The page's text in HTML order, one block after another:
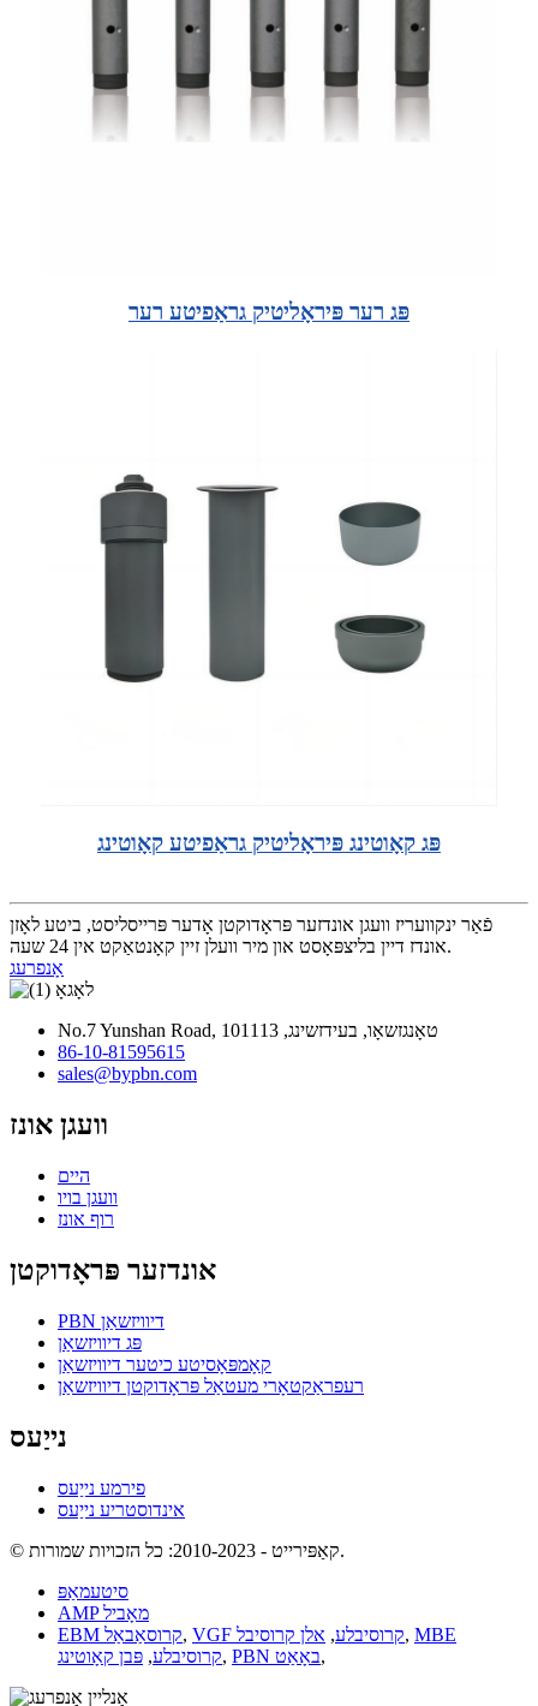
פּג רער פּיראָליטיק גראַפיטע רער
פּג קאָוטינג פּיראָליטיק גראַפיטע קאָוטינג
פֿאַר ינקוועריז וועגן אונדזער פּראָדוקטן אָדער פּרייסליסט, ביטע לאָזן
אונדז דיין בליצפּאָסט און מיר וועלן זיין קאָנטאַקט אין 24 שעה.
אָנפרעג
No.7 Yunshan Road, טאָנגזשאָו, בעידזשינג, 101113
86-10-81595615
sales@bypbn.com
וועגן אונז
היים
וועגן בויו
רוף אונז
אונדזער פּראָדוקטן
PBN דיוויזשאַן
פּג דיוויזשאַן
קאָמפּאָסיטע כיטער דיוויזשאַן
רעפראַקטאָרי מעטאַל פּראָדוקטן דיוויזשאַן
נייַעס
פירמע נייַעס
אינדוסטריע נייַעס
© קאַפּירייט - 2010-2023: כל הזכויות שמורות.
סיטעמאַפּ
AMP מאָביל
EBM קרוסאַבאַל, VGF קרוסיבלע, אלן קרוסיבל , MBE
קרוסיבלע, פּבן קאָוטינג , PBN באָאַט,